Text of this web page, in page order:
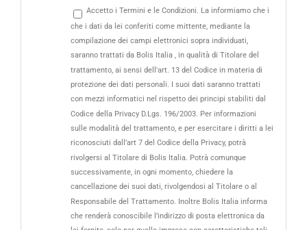
Accetto i Termini e le Condizioni. La informiamo che i
che i dati da lei conferiti come mittente, mediante la
compilazione dei campi elettronici sopra individuati,
saranno trattati da Bolis Italia , in qualità di Titolare del
trattamento, ai sensi dell'art. 13 del Codice in materia di
protezione dei dati personali. I suoi dati saranno trattati
con mezzi informatici nel rispetto dei principi stabiliti dal
Codice della Privacy D.Lgs. 196/2003. Per informazioni
sulle modalità del trattamento, e per esercitare i diritti a lei
riconosciuti dall’art 7 del Codice della Privacy, potrà
rivolgersi al Titolare di Bolis Italia. Potrà comunque
successivamente, in ogni momento, chiedere la
cancellazione dei suoi dati, rivolgendosi al Titolare o al
Responsabile del Trattamento. Inoltre Bolis Italia informa
che renderà conoscibile l’indirizzo di posta elettronica da